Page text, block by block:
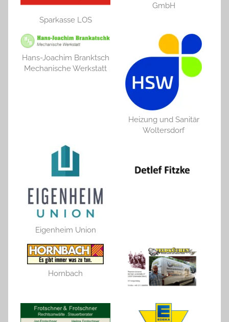
Sparkasse LOS
GmbH
Hans-Joachim Branktsch
Mechanische Werkstatt
Heizung und Sanitär
Woltersdorf
Eigenheim Union
Hornbach